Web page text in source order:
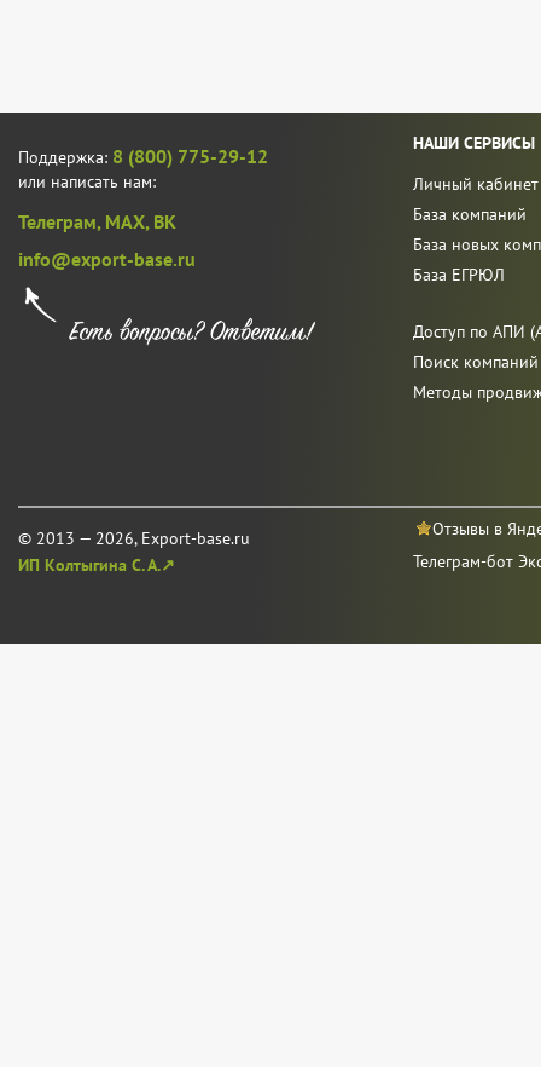
Поддержка: 8 (800) 775-29-12
или написать нам:
Телеграм, MAX, ВК
info@export-base.ru
© 2013 — 2026, Export-base.ru
ИП Колтыгина С. А.↗
НАШИ СЕРВИСЫ
Личный кабинет
База компаний
База новых
База ЕГРЮЛ
Доступ по АПИ
Поиск
Методы
Отзывы в
Телеграм-бот